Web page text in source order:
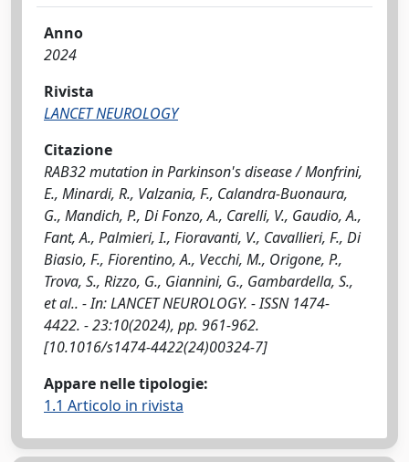
Anno
2024
Rivista
LANCET NEUROLOGY
Citazione
RAB32 mutation in Parkinson's disease / Monfrini,
E., Minardi, R., Valzania, F., Calandra-Buonaura,
G., Mandich, P., Di Fonzo, A., Carelli, V., Gaudio, A.,
Fant, A., Palmieri, I., Fioravanti, V., Cavallieri, F., Di
Biasio, F., Fiorentino, A., Vecchi, M., Origone, P.,
Trova, S., Rizzo, G., Giannini, G., Gambardella, S.,
et al.. - In: LANCET NEUROLOGY. - ISSN 1474-
4422. - 23:10(2024), pp. 961-962.
[10.1016/s1474-4422(24)00324-7]
Appare nelle tipologie:
1.1 Articolo in rivista